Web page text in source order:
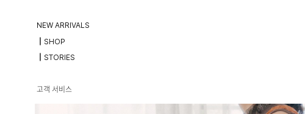
NEW ARRIVALS
┃SHOP
┃STORIES
고객 서비스